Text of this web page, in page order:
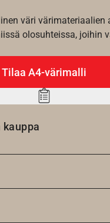
väri värimateriaalien
olosuhteissa, joihin
Tilaa A4-värimalli
Add